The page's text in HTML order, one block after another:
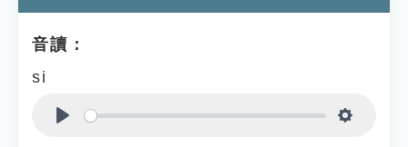
音讀：
si